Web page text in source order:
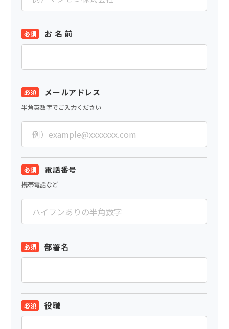
お 名 前
メールアドレス
半角英数字でご入力ください
電話番号
携帯電話など
部署名
役職